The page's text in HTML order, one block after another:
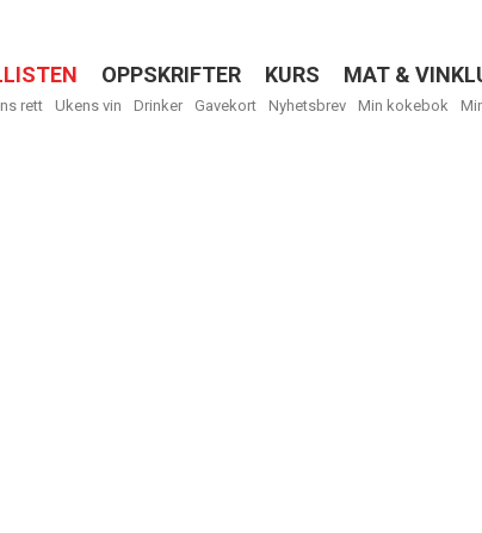
OPPSKRIFTER KURS MAT &
rett Ukens vin Drinker Gavekort Nyhetsbrev Min kokebok